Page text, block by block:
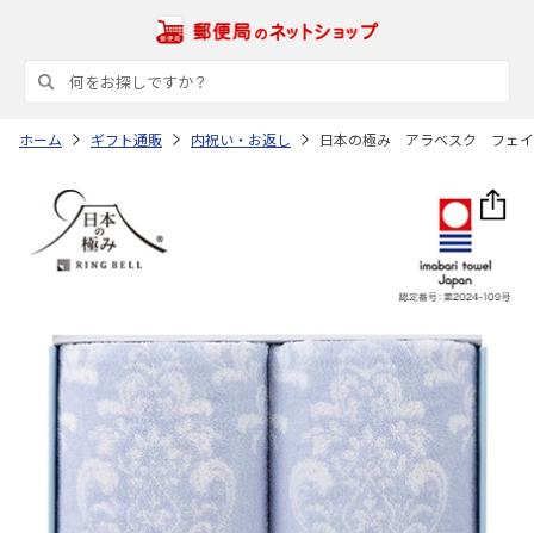
ホーム ギフト通販 内祝い・お返し 日本の極み アラベスク フェイ